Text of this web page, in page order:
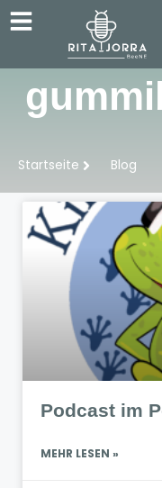
Startseite Blog
Podcast im
MEHR LESEN »